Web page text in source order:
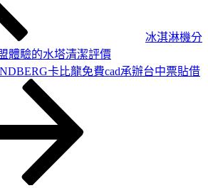
冰淇淋機分
體驗的水塔清潔評價
卡比龍免費cad承辦台中票貼借